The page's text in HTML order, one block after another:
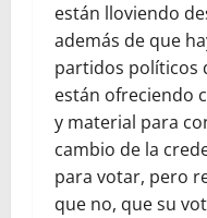
están lloviendo
además de que
partidos políticos
están ofreciendo
y material para
cambio de la
para votar, pero
que no, que su